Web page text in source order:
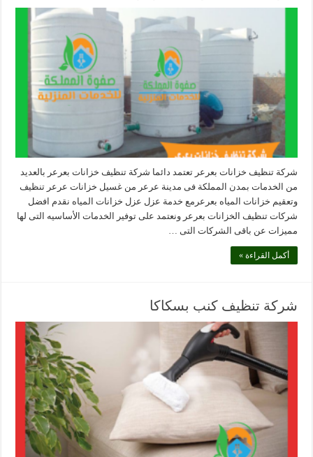
شركة تنظيف خزانات بعرعر تعتمد دائما شركة تنظيف خزانات بعرعر بالعديد
من الخدمات بمدن المملكة فى مدينة عرعر من غسيل خزانات عرعر تنظيف
وتعقيم خزانات المياه بعرعرمع خدمة عزل عزل خزانات المياه نقدم افضل
شركات تنظيف الخزانات بعرعر ونعتمد على توفير الخدمات الأساسيه التى لها
مميزات عن باقى الشركات التى …
أكمل القراءة »
شركة تنظيف كنب بسكاكا